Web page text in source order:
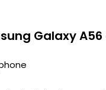
Galaxy A56